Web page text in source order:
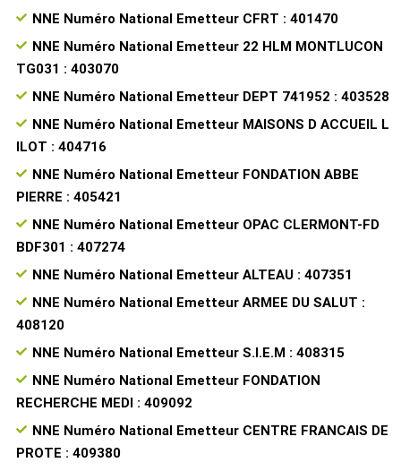
NNE Numéro National Emetteur CFRT : 401470
NNE Numéro National Emetteur 22 HLM MONTLUCON
TG031 : 403070
NNE Numéro National Emetteur DEPT 741952 : 403528
NNE Numéro National Emetteur MAISONS D ACCUEIL L
ILOT : 404716
NNE Numéro National Emetteur FONDATION ABBE
PIERRE : 405421
NNE Numéro National Emetteur OPAC CLERMONT-FD
BDF301 : 407274
NNE Numéro National Emetteur ALTEAU : 407351
NNE Numéro National Emetteur ARMEE DU SALUT :
408120
NNE Numéro National Emetteur S.I.E.M : 408315
NNE Numéro National Emetteur FONDATION
RECHERCHE MEDI : 409092
NNE Numéro National Emetteur CENTRE FRANCAIS DE
PROTE : 409380